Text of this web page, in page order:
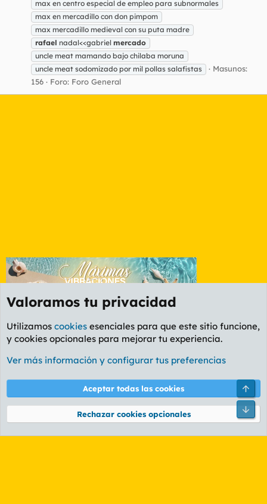
max en centro especial de empleo para subnormales
max en mercadillo con don pimpom
max mercadillo medieval con su puta madre
rafael nadal<<gabriel mercado
uncle meat mamando bajo chilaba moruna
uncle meat sodomizado por mil pollas salafistas
Masunos:
156
Foro: Foro General
Etiquetas
Cookies
PL OLDSTYLE AMARILLO
Términos y reglas Política de privacidad Ayuda
Community platform by XenForo® © 2010-2026 XenForo Ltd.
Valoramos tu privacidad
Utilizamos cookies esenciales para que este sitio funcione,
y cookies opcionales para mejorar tu experiencia.
Ver más información y configurar tus preferencias
Aceptar todas las cookies
Rechazar cookies opcionales
Pie